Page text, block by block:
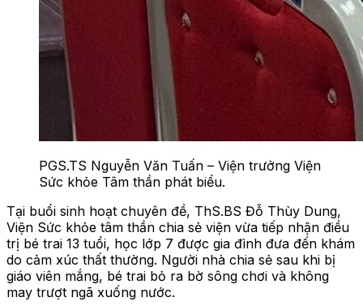
PGS.TS Nguyễn Văn Tuấn – Viện trưởng Viện
Sức khỏe Tâm thần phát biểu.
Tại buổi sinh hoạt chuyên đề, ThS.BS Đỗ Thùy Dung,
Viện Sức khỏe tâm thần chia sẻ viện vừa tiếp nhận điều
trị bé trai 13 tuổi, học lớp 7 được gia đình đưa đến khám
do cảm xúc thất thường. Người nhà chia sẻ sau khi bị
giáo viên mắng, bé trai bỏ ra bờ sông chơi và không
may trượt ngã xuống nước.